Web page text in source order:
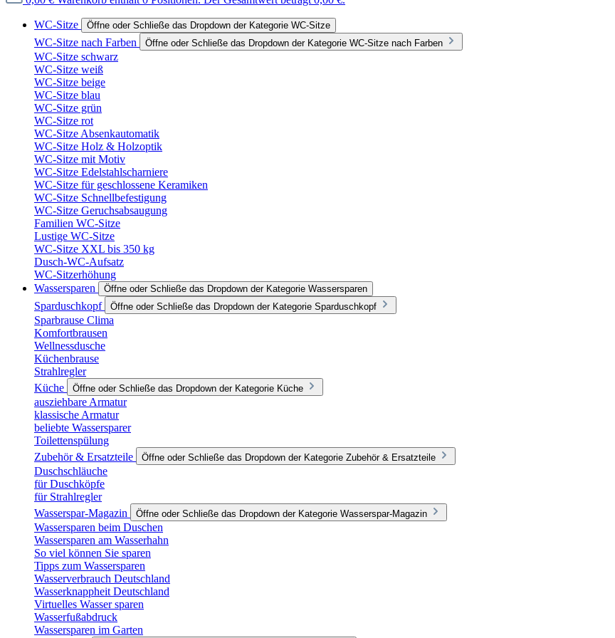
WC-Sitze Öffne oder Schließe das Dropdown der Kategorie WC-Sitze
WC-Sitze nach Farben Öffne oder Schließe das Dropdown der Kategorie WC-Sitze nach Farben
WC-Sitze schwarz
WC-Sitze weiß
WC-Sitze beige
WC-Sitze blau
WC-Sitze grün
WC-Sitze rot
WC-Sitze Absenkautomatik
WC-Sitze Holz & Holzoptik
WC-Sitze mit Motiv
WC-Sitze Edelstahlscharniere
WC-Sitze für geschlossene Keramiken
WC-Sitze Schnellbefestigung
WC-Sitze Geruchsabsaugung
Familien WC-Sitze
Lustige WC-Sitze
WC-Sitze XXL bis 350 kg
Dusch-WC-Aufsatz
WC-Sitzerhöhung
Wassersparen
Öffne oder Schließe das Dropdown der Kategorie Wassersparen
Sparduschkopf Öffne oder Schließe das Dropdown der Kategorie Sparduschkopf
Sparbrause Clima
Komfortbrausen
Wellnessdusche
Küchenbrause
Strahlregler
Küche
Öffne oder Schließe das Dropdown der Kategorie Küche
ausziehbare Armatur
klassische Armatur
beliebte Wassersparer
Toilettenspülung
Zubehör & Ersatzteile
Öffne oder Schließe das Dropdown der Kategorie Zubehör & Ersatzteile
Duschschläuche
für Duschköpfe
für Strahlregler
Wasserspar-Magazin
Öffne oder Schließe das Dropdown der Kategorie Wasserspar-Magazin
Wassersparen beim Duschen
Wassersparen am Wasserhahn
So viel können Sie sparen
Tipps zum Wassersparen
Wasserverbrauch Deutschland
Wasserknappheit Deutschland
Virtuelles Wasser sparen
Wasserfußabdruck
Wassersparen im Garten